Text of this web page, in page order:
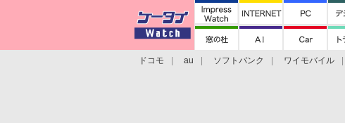
ドコモ au ソフトバンク ワイモバイル